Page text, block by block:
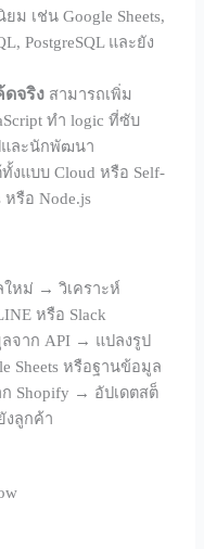
ม เช่น Google Sheets,
PostgreSQL และยัง
ดจริง สามารถเพิ่ม
ทำ logic ที่ซับ
และนักพัฒนา
งแบบ Cloud หรือ Self-
หรือ Node.js
ใหม่ → วิเคราะห์
หรือ Slack
จาก API → แปลงรูป
Sheets หรือฐานข้อมูล
Shopify → อัปเดตสต็
งลูกค้า